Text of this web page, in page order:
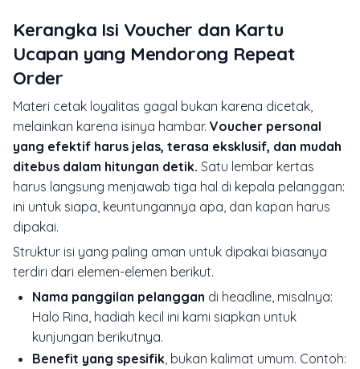
Kerangka Isi Voucher dan Kartu
Ucapan yang Mendorong Repeat
Order
Materi cetak loyalitas gagal bukan karena dicetak,
melainkan karena isinya hambar. Voucher personal
yang efektif harus jelas, terasa eksklusif, dan mudah
ditebus dalam hitungan detik. Satu lembar kertas
harus langsung menjawab tiga hal di kepala pelanggan:
ini untuk siapa, keuntungannya apa, dan kapan harus
dipakai.
Struktur isi yang paling aman untuk dipakai biasanya
terdiri dari elemen-elemen berikut.
Nama panggilan pelanggan di headline, misalnya:
Halo Rina, hadiah kecil ini kami siapkan untuk
kunjungan berikutnya.
Benefit yang spesifik , bukan kalimat umum. Contoh: